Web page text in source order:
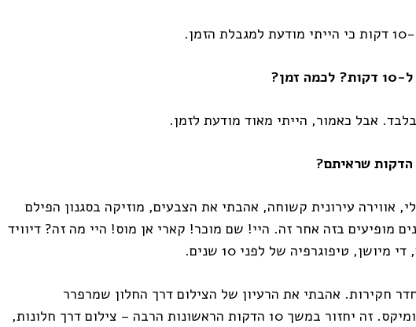
אבל כאמור, הייתי מאוד מודעת לזמן.
שראיתם?
אווירה עירונית קשוחה, אהבתי את הצבעים, מוזיקה בסגנון הפילם
מופיעים בזה אחר זה. היי! שם מוכר! קארי אן מוס! היי מה זה? דיוויד
מיושן, טיפוגרפיה של לפני 10 שנים.
חקירות. אהבתי את הרעיון של הצילום דרך החלון שמרפרר
לוויזואליות של הקומיקס. זה יחזור במשך 10 הדקות הראשונות הרבה – צילום דרך חלונות,